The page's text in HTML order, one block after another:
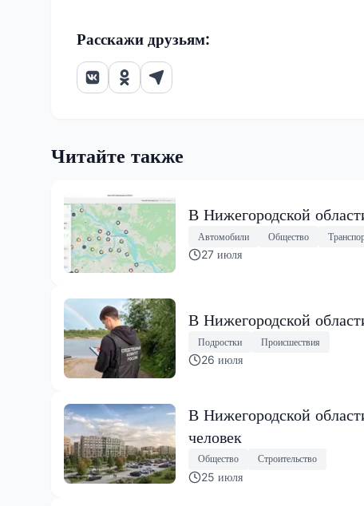
Расскажи друзьям:
Читайте также
В Нижегородской
Автомобили Общество
27 июля
В Нижегородской
Подростки Происшествия
26 июля
В Нижегородской
человек
Общество Строительство
25 июля